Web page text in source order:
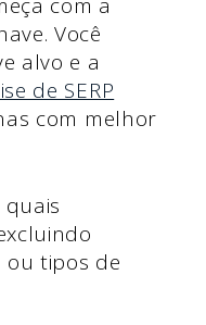
Você
alvo e a
de SERP
com melhor
tipos de